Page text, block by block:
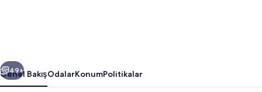
Sonraki
49+
Genel BakışOdalarKonumPolitikalar